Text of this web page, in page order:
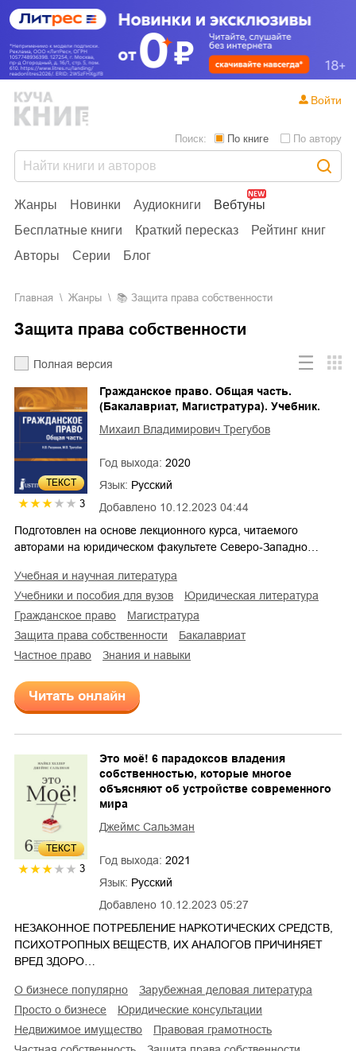
Жанры Новинки Аудиокниги
Вебтуны
Бесплатные книги
Краткий пересказ
Рейтинг книг
Авторы
Серии Блог
Поиск: По книге По автору
Войти
Главная Жанры Защита права собственности
Защита права собственности
Полная версия
ТЕКСТ
3 Добавлено 10.12.2023 04:44
Гражданское право. Общая часть.
(Бакалавриат, Магистратура). Учебник.
Михаил Владимирович Трегубов
Год выхода: 2020
Язык: Русский
Подготовлен на основе лекционного курса, читаемого
авторами на юридическом факультете Северо-Западно…
учебная и научная литература
учебники и пособия для вузов
юридическая литература
гражданское право
магистратура
защита права собственности
бакалавриат
частное право
знания и навыки
Читать онлайн
ТЕКСТ
3
Добавлено 10.12.2023 05:27
Это моё! 6 парадоксов владения
собственностью, которые многое
объясняют об устройстве современного
мира
Джеймс Сальзман
Год выхода: 2021
Язык: Русский
НЕЗАКОННОЕ ПОТРЕБЛЕНИЕ НАРКОТИЧЕСКИХ СРЕДСТВ,
ПСИХОТРОПНЫХ ВЕЩЕСТВ, ИХ АНАЛОГОВ ПРИЧИНЯЕТ
ВРЕД ЗДОРО…
о бизнесе популярно
зарубежная деловая литература
просто о бизнесе
юридические консультации
недвижимое имущество
правовая грамотность